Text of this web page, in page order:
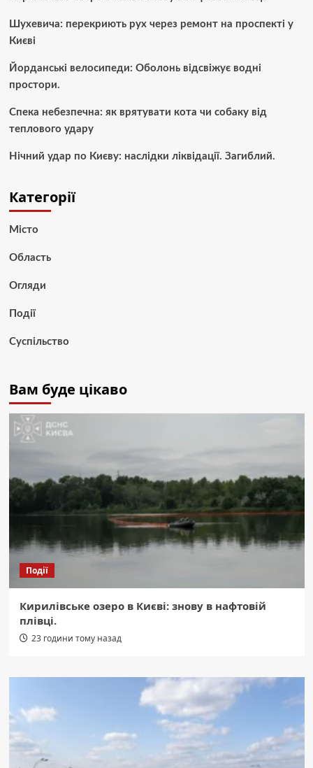
Шухевича: перекриють рух через ремонт на проспекті у
Києві
Йорданські велосипеди: Оболонь відсвіжує водні
простори.
Спека небезпечна: як врятувати кота чи собаку від
теплового удару
Нічний удар по Києву: наслідки ліквідації. Загиблий.
Категорії
Місто
Область
Огляди
Події
Суспільство
Вам буде цікаво
Події
Кирилівське озеро в Києві: знову в нафтовій
плівці.
23 години тому назад